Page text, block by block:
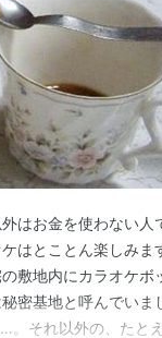
はお金を使わない人
はとことん楽しみま
敷地内にカラオケボ
密基地と呼んでいま
。それ以外の、たと